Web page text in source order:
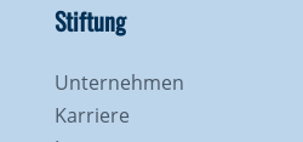
Stiftung
Unternehmen
Karriere